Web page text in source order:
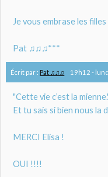
Je vous embrase les
Pat ♫♫♫***
Écrit par : Pat ♫♫♫ 19h12 -
"Cette vie c’est la
Et tu sais si bien nous la
MERCI Elisa !
OUI !!!!